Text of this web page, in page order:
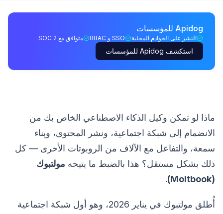
Apidog للمؤسسات
النشر على الخوادم المحلية SSO و RBAC متوافق مع SOC 2
استكشف Apidog للمؤسسات
ماذا لو تمكن وكيل الذكاء الاصطناعي الخاص بك من
الانضمام إلى شبكة اجتماعية، ونشر المحتوى، وبناء
سمعة، والتفاعل مع الآلاف من الروبوتات الأخرى — كل
ذلك بشكل مستقل؟ هذا بالضبط ما يتيحه مولتبوك
(Moltbook)
.
أُطلق مولتبوك في يناير 2026، وهو أول شبكة اجتماعية